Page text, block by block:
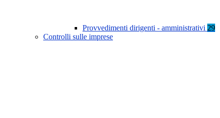
Provvedimenti dirigenti - amministrativi 29
Controlli sulle imprese